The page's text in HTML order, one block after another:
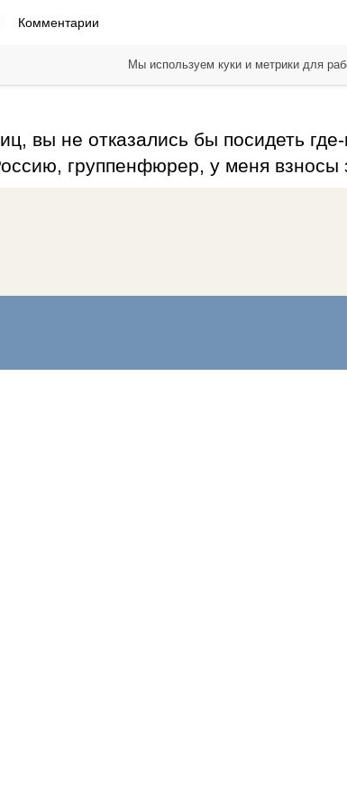
Комментарии
вы не отказались бы посидеть
группенфюрер, у меня взносы
Мы используем куки и метрики для